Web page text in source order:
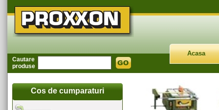
Cautare
produse
Acasa
Cos de cumparaturi